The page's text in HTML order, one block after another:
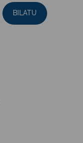
BILATU